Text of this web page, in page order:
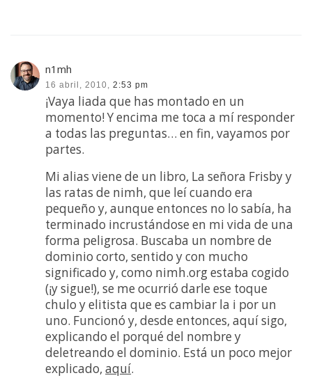
n1mh
16 abril, 2010, 2:53 pm
¡Vaya liada que has montado en un
momento! Y encima me toca a mí responder
a todas las preguntas… en fin, vayamos por
partes.
Mi alias viene de un libro, La señora Frisby y
las ratas de nimh, que leí cuando era
pequeño y, aunque entonces no lo sabía, ha
terminado incrustándose en mi vida de una
forma peligrosa. Buscaba un nombre de
dominio corto, sentido y con mucho
significado y, como nimh.org estaba cogido
(¡y sigue!), se me ocurrió darle ese toque
chulo y elitista que es cambiar la i por un
uno. Funcionó y, desde entonces, aquí sigo,
explicando el porqué del nombre y
deletreando el dominio. Está un poco mejor
explicado,aquí.